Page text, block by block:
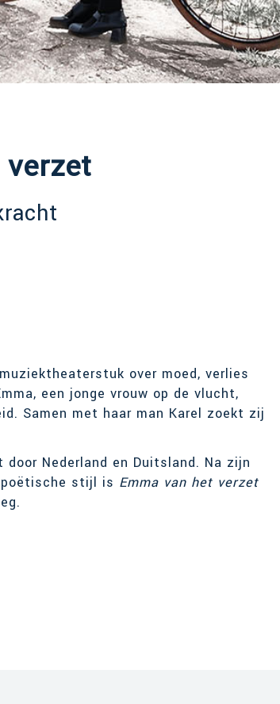
over moed, verlies
een jonge vrouw op de vlucht,
Samen met haar man Karel zoekt zij
Nederland en Duitsland. Na zijn
stijl is Emma van het verzet